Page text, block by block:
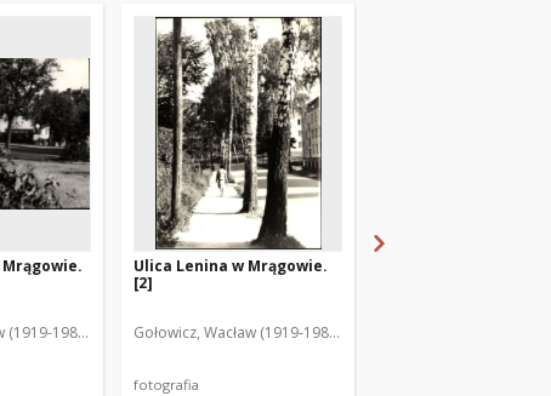
(1919-1983). Fot.
Ulica Lenina w Mrągowie.
[2]
Gołowicz, Wacław (1919-1983). Fot.
fotografia